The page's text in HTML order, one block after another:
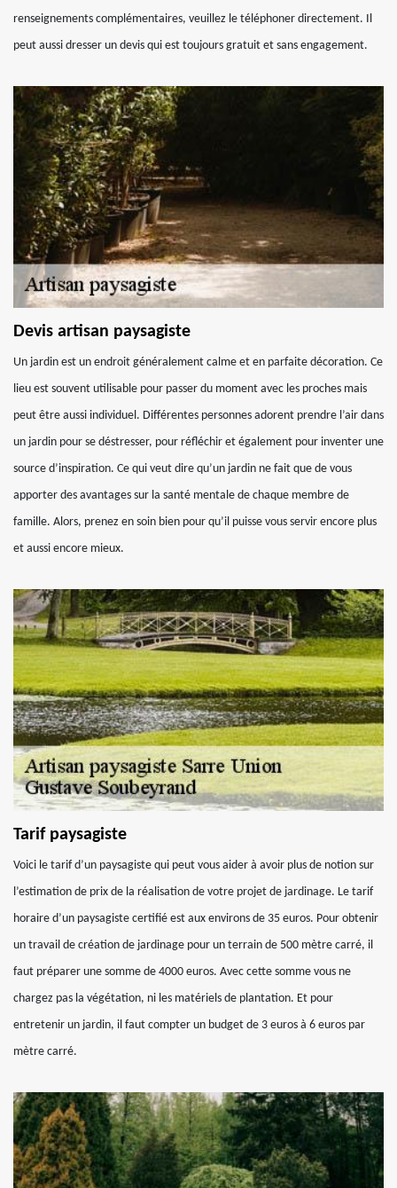
renseignements complémentaires, veuillez le téléphoner directement. Il
peut aussi dresser un devis qui est toujours gratuit et sans engagement.
Devis artisan paysagiste
Un jardin est un endroit généralement calme et en parfaite décoration. Ce
lieu est souvent utilisable pour passer du moment avec les proches mais
peut être aussi individuel. Différentes personnes adorent prendre l’air dans
un jardin pour se déstresser, pour réfléchir et également pour inventer une
source d’inspiration. Ce qui veut dire qu’un jardin ne fait que de vous
apporter des avantages sur la santé mentale de chaque membre de
famille. Alors, prenez en soin bien pour qu’il puisse vous servir encore plus
et aussi encore mieux.
Tarif paysagiste
Voici le tarif d’un paysagiste qui peut vous aider à avoir plus de notion sur
l’estimation de prix de la réalisation de votre projet de jardinage. Le tarif
horaire d’un paysagiste certifié est aux environs de 35 euros. Pour obtenir
un travail de création de jardinage pour un terrain de 500 mètre carré, il
faut préparer une somme de 4000 euros. Avec cette somme vous ne
chargez pas la végétation, ni les matériels de plantation. Et pour
entretenir un jardin, il faut compter un budget de 3 euros à 6 euros par
mètre carré.